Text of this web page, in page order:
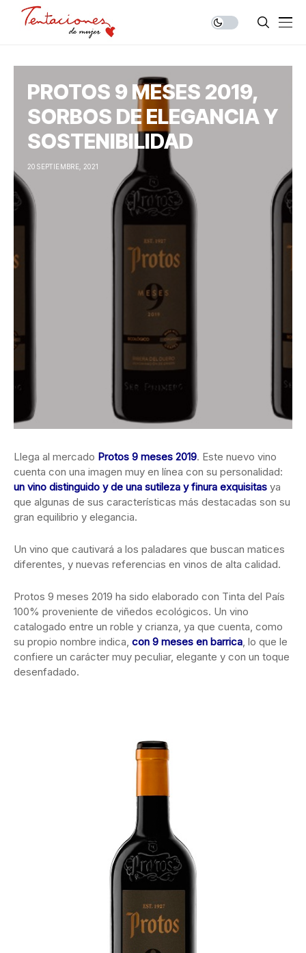
PROTOS 9 MESES 2019,
SORBOS DE ELEGANCIA Y
SOSTENIBILIDAD
20 SEPTIEMBRE, 2021
Llega al mercado Protos 9 meses 2019. Este nuevo vino
cuenta con una imagen muy en línea con su personalidad:
un vino distinguido y de una sutileza y finura exquisitas ya
que algunas de sus características más destacadas son su
gran equilibrio y elegancia.
Un vino que cautivará a los paladares que buscan matices
diferentes, y nuevas referencias en vinos de alta calidad.
Protos 9 meses 2019 ha sido elaborado con Tinta del País
100% proveniente de viñedos ecológicos. Un vino
catalogado entre un roble y crianza, ya que cuenta, como
su propio nombre indica, con 9 meses en barrica, lo que le
confiere un carácter muy peculiar, elegante y con un toque
desenfadado.